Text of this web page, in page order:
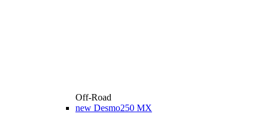
Off-Road
new Desmo250 MX